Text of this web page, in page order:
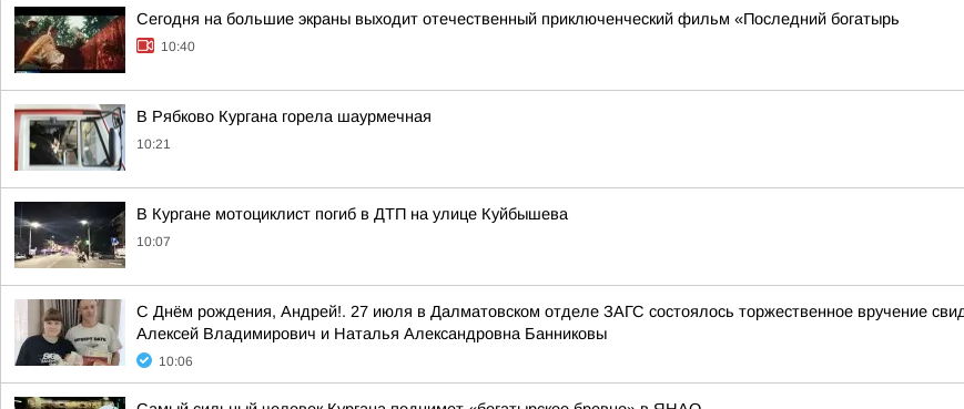
Сегодня на большие экраны выходит отечественный приключенческий фильм «Последний богатырь
10:40
В Рябково Кургана горела шаурмечная
10:21
В Кургане мотоциклист погиб в ДТП на улице Куйбышева
10:07
С Днём рождения, Андрей!. 27 июля в Далматовском отделе ЗАГС состоялось торжественное вручение
Алексей Владимирович и Наталья Александровна Банниковы
10:06